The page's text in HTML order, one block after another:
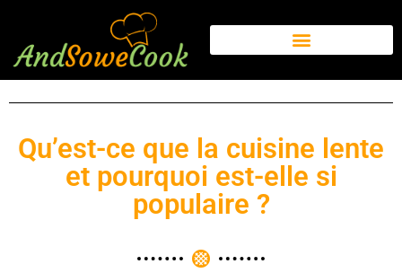
Qu’est-ce que la cuisine lente
et pourquoi est-elle si
populaire ?